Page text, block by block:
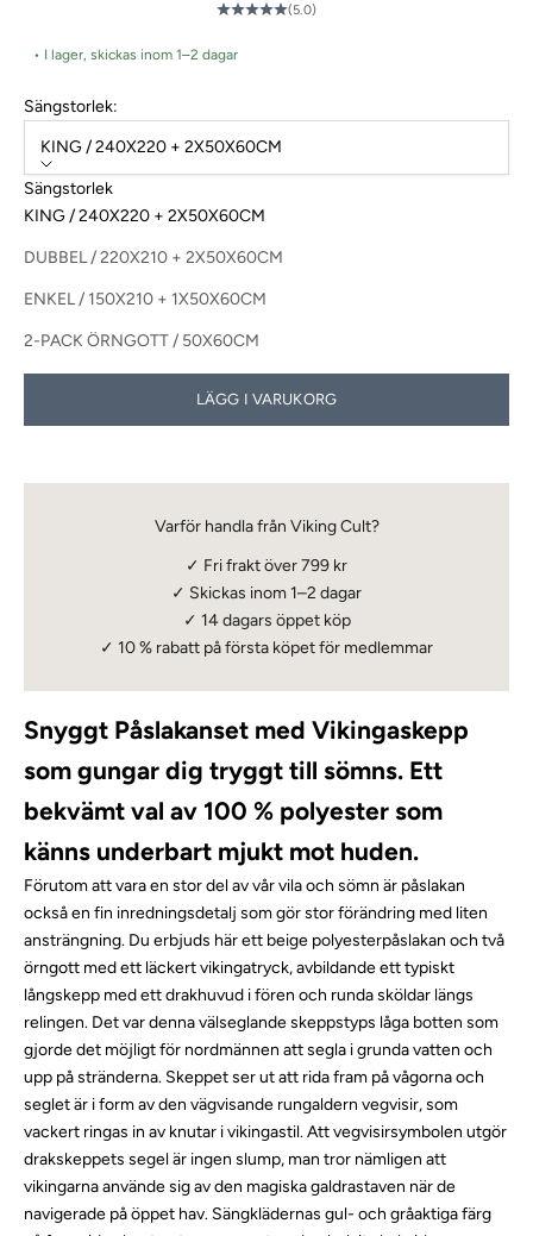
(5.0)
• I lager, skickas inom 1–2 dagar
Sängstorlek:
KING / 240X220 + 2X50X60CM
Sängstorlek
KING / 240X220 + 2X50X60CM
DUBBEL / 220X210 + 2X50X60CM
ENKEL / 150X210 + 1X50X60CM
2-PACK ÖRNGOTT / 50X60CM
LÄGG I VARUKORG
Varför handla från Viking Cult?
✓ Fri frakt över 799 kr
✓ Skickas inom 1–2 dagar
✓ 14 dagars öppet köp
✓ 10 % rabatt på första köpet för medlemmar
Snyggt Påslakanset med Vikingaskepp
som gungar dig tryggt till sömns. Ett
bekvämt val av 100 % polyester som
känns underbart mjukt mot huden.
Förutom att vara en stor del av vår vila och sömn är påslakan
också en fin inredningsdetalj som gör stor förändring med liten
ansträngning. Du erbjuds här ett beige polyesterpåslakan och två
örngott med ett läckert vikingatryck, avbildande ett typiskt
långskepp med ett drakhuvud i fören och runda sköldar längs
relingen. Det var denna välseglande skeppstyps låga botten som
gjorde det möjligt för nordmännen att segla i grunda vatten och
upp på stränderna. Skeppet ser ut att rida fram på vågorna och
seglet är i form av den vägvisande rungaldern vegvisir, som
vackert ringas in av knutar i vikingastil. Att vegvisirsymbolen utgör
drakskeppets segel är ingen slump, man tror nämligen att
vikingarna använde sig av den magiska galdrastaven när de
navigerade på öppet hav. Sängklädernas gul- och gråaktiga färg